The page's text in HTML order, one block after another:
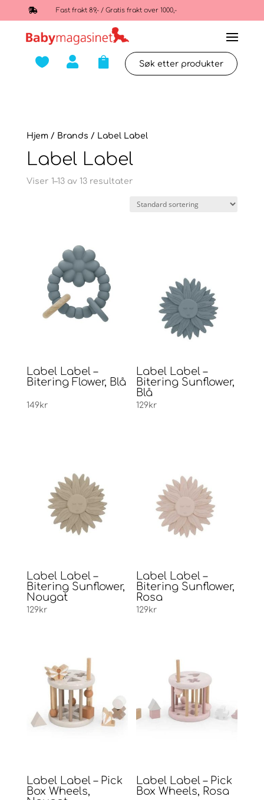
 Fast frakt 89,- / Gratis frakt over 1000,-
  
Hjem/ Brands / Label Label
Label Label
Viser 1–13 av 13 resultater
Label Label –
Bitering Flower, Blå
149kr
Label Label –
Bitering Sunflower,
Blå
129kr
Label Label –
Bitering Sunflower,
Nougat
129kr
Label Label –
Bitering Sunflower,
Rosa
129kr
Label Label – Pick
Box Wheels,
Label Label – Pick
Box Wheels, Rosa